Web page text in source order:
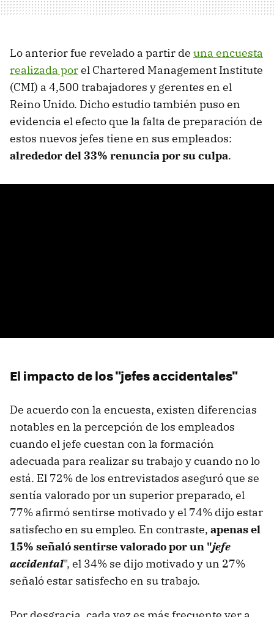
Lo anterior fue revelado a partir de una encuesta
realizada porel Chartered Management Institute
(CMI) a 4,500 trabajadores y gerentes en el
Reino Unido. Dicho estudio también puso en
evidencia el efecto que la falta de preparación de
estos nuevos jefes tiene en sus empleados:
alrededor del 33% renuncia por su culpa.
El impacto de los "jefes accidentales"
De acuerdo con la encuesta, existen diferencias
notables en la percepción de los empleados
cuando el jefe cuestan con la formación
adecuada para realizar su trabajo y cuando no lo
está. El 72% de los entrevistados aseguró que se
sentía valorado por un superior preparado, el
77% afirmó sentirse motivado y el 74% dijo estar
satisfecho en su empleo. En contraste, apenas el
15% señaló sentirse valorado por un "jefe
accidental", el 34% se dijo motivado y un 27%
señaló estar satisfecho en su trabajo.